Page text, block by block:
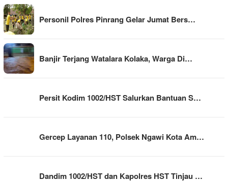
Personil Polres Pinrang Gelar Jumat Bers…
Banjir Terjang Watalara Kolaka, Warga Di…
Persit Kodim 1002/HST Salurkan Bantuan S…
Gercep Layanan 110, Polsek Ngawi Kota Am…
Dandim 1002/HST dan Kapolres HST Tinjau …